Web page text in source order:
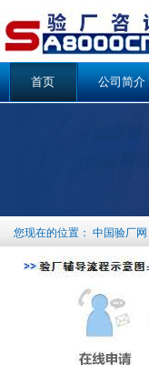
首页 公司简介
您现在的位置： 中国验厂网